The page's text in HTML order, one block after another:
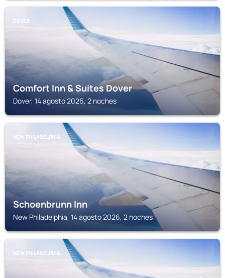
DOVER
Comfort Inn & Suites Dover
Dover, 14 agosto 2026, 2 noches
NEW PHILADELPHIA
Schoenbrunn Inn
New Philadelphia, 14 agosto 2026, 2 noches
NEW PHILADELPHIA